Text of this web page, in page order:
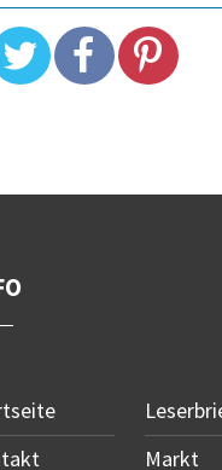
Markt